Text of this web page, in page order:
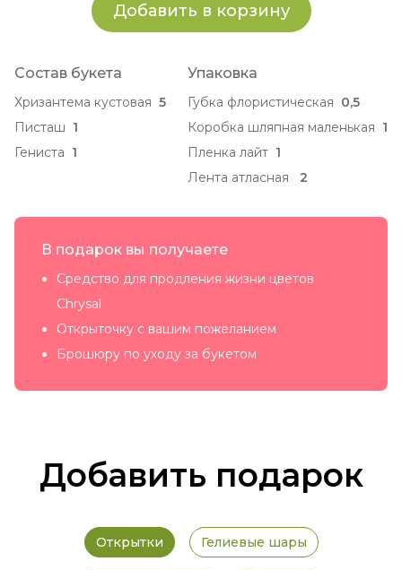
Добавить в корзину
Состав букета
Хризантема кустовая 5
Писташ 1
Гениста 1
Упаковка
Губка флористическая 0,5
Коробка шляпная маленькая 1
Пленка лайт 1
Лента атласная
2
В подарок вы получаете
Средство для продления жизни цветов
Chrysal
Открыточку с вашим пожеланием
Брошюру по уходу за букетом
Добавить подарок
Открытки Гелиевые шары